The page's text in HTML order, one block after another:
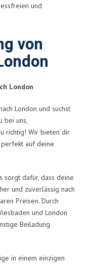
und
von
London
London und suchst
bei uns,
richtig! Wir bieten dir
perfekt auf deine
sorgt dafür, dass deine
und zuverlässig nach
Preisen. Durch
und London
Beiladung
in einem einzigen